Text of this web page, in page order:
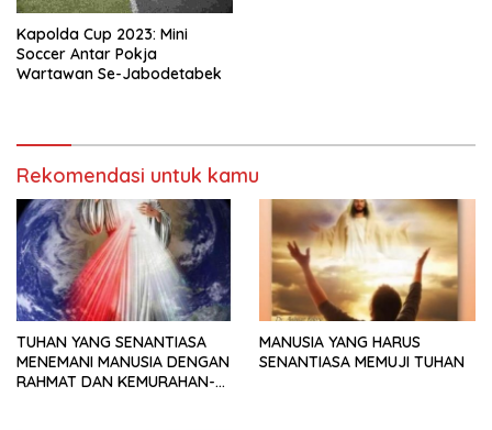
Kapolda Cup 2023: Mini
Soccer Antar Pokja
Wartawan Se-Jabodetabek
Rekomendasi untuk kamu
TUHAN YANG SENANTIASA
MENEMANI MANUSIA DENGAN
RAHMAT DAN KEMURAHAN-
MANUSIA YANG HARUS
SENANTIASA MEMUJI TUHAN